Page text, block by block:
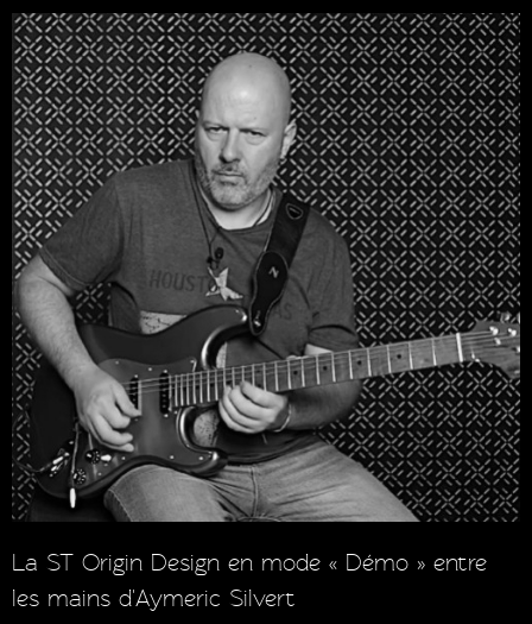
La ST Origin Design en mode « Démo » entre
les mains d'Aymeric Silvert